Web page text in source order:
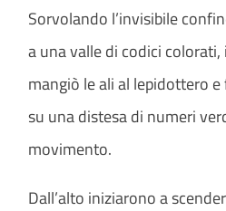
Sorvolando l’invisibile
a una valle di codici
mangiò le ali al lepidottero e
su una distesa di numeri
movimento.
Dall’alto iniziarono a